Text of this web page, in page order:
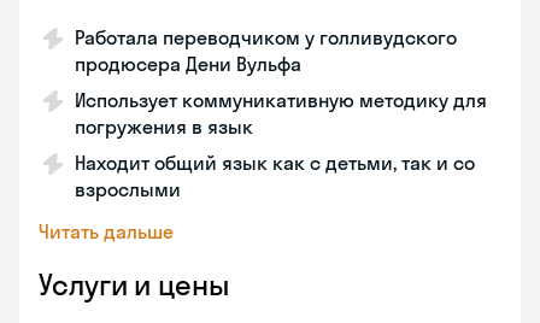
Работала переводчиком у голливудского
продюсера Дени Вульфа
Использует коммуникативную методику для
погружения в язык
Находит общий язык как с детьми, так и со
взрослыми
Читать дальше
Услуги и цены